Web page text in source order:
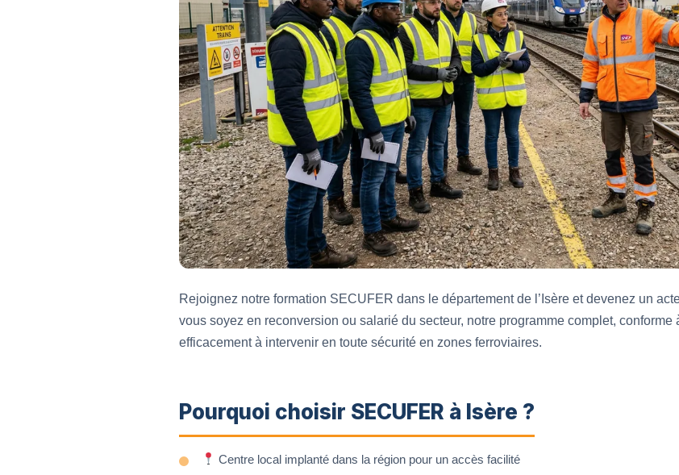
Rejoignez notre formation SECUFER dans le département de l’Isère et devenez un
vous soyez en reconversion ou salarié du secteur, notre programme complet,
efficacement à intervenir en toute sécurité en zones ferroviaires.
Pourquoi choisir SECUFER à Isère ?
Centre local implanté dans la région pour un accès facilité